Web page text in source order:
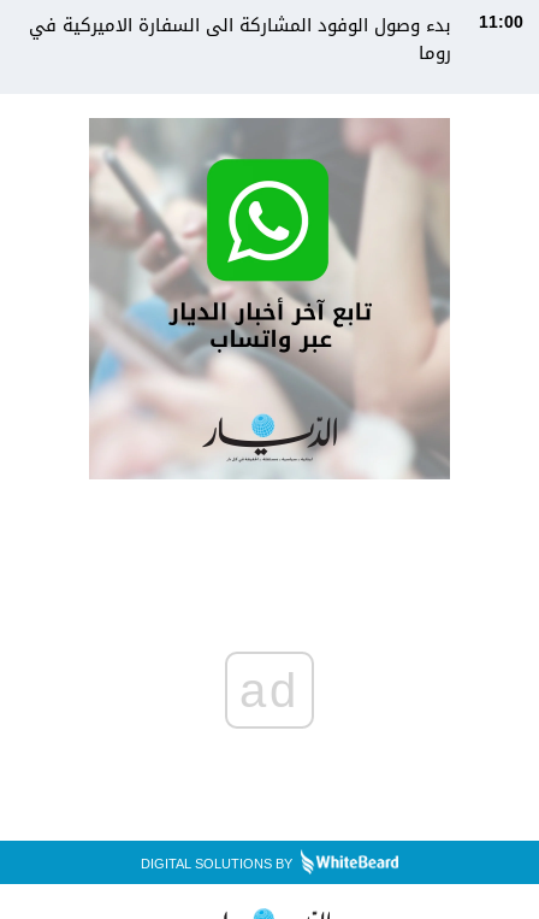
11:00
بدء وصول الوفود المشاركة الى السفارة الاميركية في
روما
ad
DIGITAL SOLUTIONS BY